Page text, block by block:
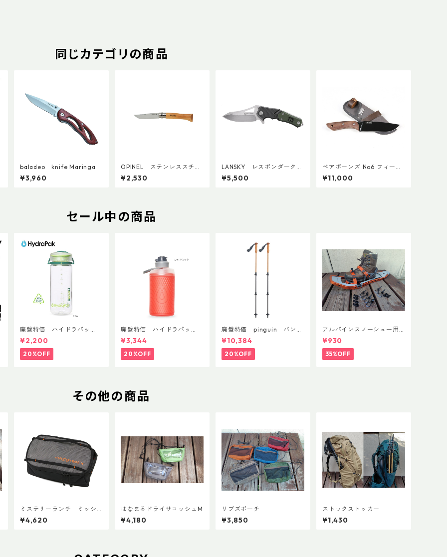
同じカテゴリの商品
baladeo knife Maringa
¥3,960
OPINEL ステンレススチー
ル No.08
¥2,530
LANSKY レスポンダークイ
ックアクションナイフ
¥5,500
ベアボーンズ No6 フィール
ドナイフ2.0
¥11,000
セール中の商品
廃盤特価 ハイドラパッ
ク リーコン ツイスト＆シ
ップ 500ml
¥2,200
20%OFF
廃盤特価 ハイドラパッ
ク フラックス 750ml
¥3,344
20%OFF
廃盤特価 pinguin バンブ
ーFLフォーム(ペア)
¥10,384
20%OFF
アルパインスノーシュー用
ストラップキャッチ(ペア)
¥930
35%OFF
その他の商品
ミステリーランチ ミッシ
ョンパッキングキューブ M
ブラック
¥4,620
はなまるドライサコッシュM
¥4,180
リブズポーチ
¥3,850
ストックストッカー
¥1,430